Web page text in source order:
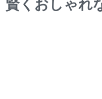
賢くおしゃれ